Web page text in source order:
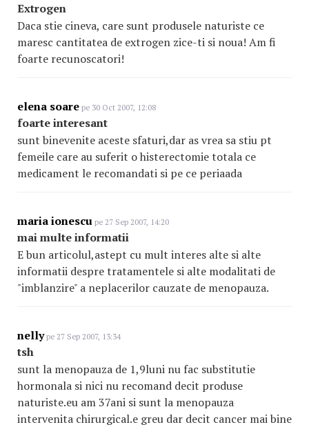
Extrogen
Daca stie cineva, care sunt produsele naturiste ce
maresc cantitatea de extrogen zice-ti si noua! Am fi
foarte recunoscatori!
elena soare pe 30 Oct 2007, 12:08
foarte interesant
sunt binevenite aceste sfaturi,dar as vrea sa stiu pt
femeile care au suferit o histerectomie totala ce
medicament le recomandati si pe ce periaada
maria ionescu pe 27 Sep 2007, 14:20
mai multe informatii
E bun articolul,astept cu mult interes alte si alte
informatii despre tratamentele si alte modalitati de
"imblanzire" a neplacerilor cauzate de menopauza.
nellype 27 Sep 2007, 13:34
tsh
sunt la menopauza de 1,9luni nu fac substitutie
hormonala si nici nu recomand decit produse
naturiste.eu am 37ani si sunt la menopauza
intervenita chirurgical.e greu dar decit cancer mai bine